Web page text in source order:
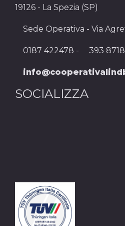
19126 - La Spezia (SP)
Sede Operativa - Via
0187 422478 - 393
SOCIALIZZA